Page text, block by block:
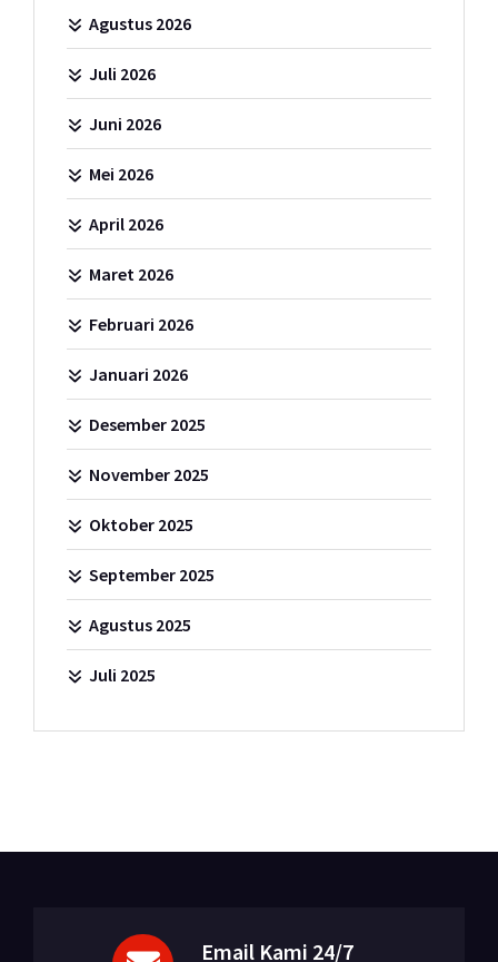
Agustus 2026
Juli 2026
Juni 2026
Mei 2026
April 2026
Maret 2026
Februari 2026
Januari 2026
Desember 2025
November 2025
Oktober 2025
September 2025
Agustus 2025
Juli 2025
Email Kami 24/7